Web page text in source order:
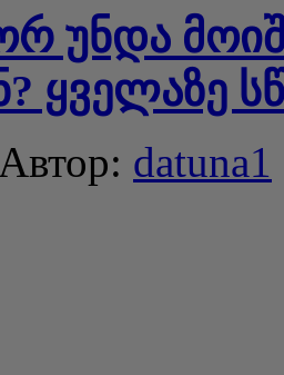
უნდა
ყველაზე
Автор: datuna1